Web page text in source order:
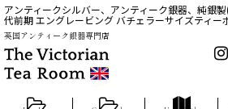
アンティークシルバー、アンティーク銀器、純銀
代前期 エングレービング バチェラーサイズティー
英国アンティーク銀器専門店